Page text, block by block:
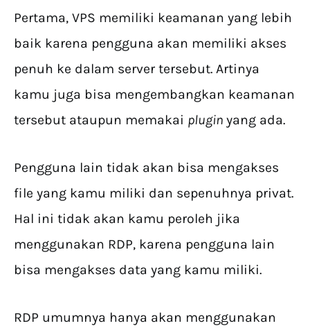
Pertama, VPS memiliki keamanan yang lebih
baik karena pengguna akan memiliki akses
penuh ke dalam server tersebut. Artinya
kamu juga bisa mengembangkan keamanan
tersebut ataupun memakai plugin yang ada.
Pengguna lain tidak akan bisa mengakses
file yang kamu miliki dan sepenuhnya privat.
Hal ini tidak akan kamu peroleh jika
menggunakan RDP, karena pengguna lain
bisa mengakses data yang kamu miliki.
RDP umumnya hanya akan menggunakan